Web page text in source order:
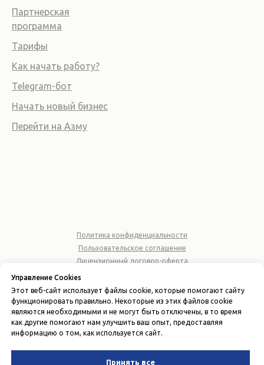
Партнерская
программа
Тарифы
Как начать работу?
Telegram-бот
Начать новый бизнес
Перейти на Азму
Политика конфиденциальности
Пользовательское соглашение
Лицензионный договор-оферта
ИНН 310677164
Вернуться наверх
Управление Cookies
Этот веб-сайт использует файлы cookie, которые помогают сайту
функционировать правильно. Некоторые из этих файлов cookie
являются необходимыми и не могут быть отключены, в то время
как другие помогают нам улучшить ваш опыт, предоставляя
информацию о том, как используется сайт.
Принять все